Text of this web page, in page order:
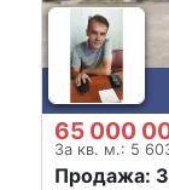
65 000
За кв. м.: 5
Продажа: